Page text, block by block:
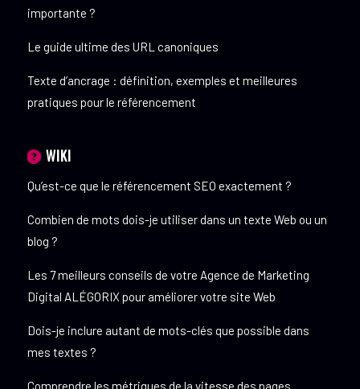
importante ?
Le guide ultime des URL canoniques
Texte d’ancrage : définition, exemples et meilleures
pratiques pour le référencement
WIKI
Qu’est-ce que le référencement SEO exactement ?
Combien de mots dois-je utiliser dans un texte Web ou un
blog ?
Les 7 meilleurs conseils de votre Agence de Marketing
Digital ALÉGORIX pour améliorer votre site Web
Dois-je inclure autant de mots-clés que possible dans
mes textes ?